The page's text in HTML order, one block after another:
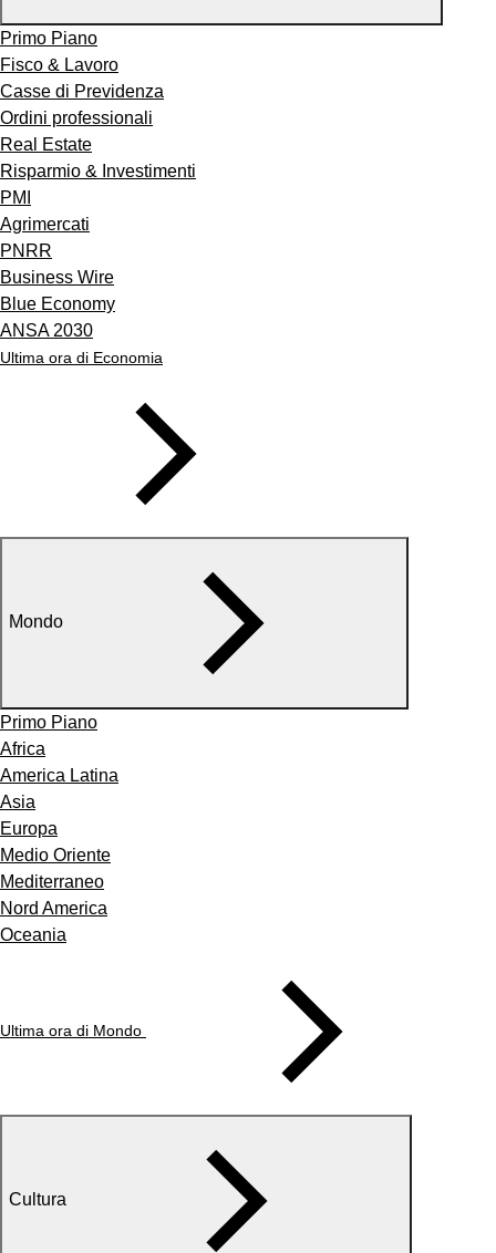
Primo Piano
Fisco & Lavoro
Casse di Previdenza
Ordini professionali
Real Estate
Risparmio & Investimenti
PMI
Agrimercati
PNRR
Business Wire
Blue Economy
ANSA 2030
Ultima ora di Economia
Mondo
Primo Piano
Africa
America Latina
Asia
Europa
Medio Oriente
Mediterraneo
Nord America
Oceania
Ultima ora di Mondo
Cultura